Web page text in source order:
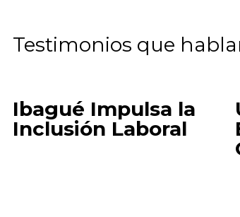
Testimonios que
Ibagué Impulsa la
Inclusión Laboral